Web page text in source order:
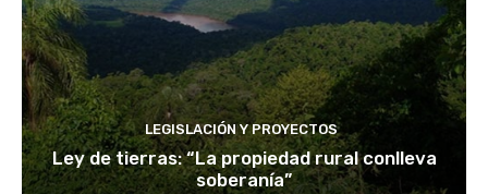
LEGISLACIÓN Y PROYECTOS
Ley de tierras: “La propiedad rural conlleva
soberanía”